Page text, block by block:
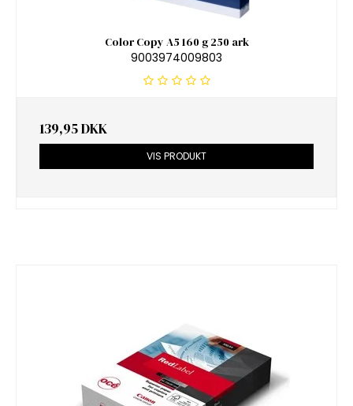
Color Copy A5 160 g 250 ark
9003974009803
139,95 DKK
VIS PRODUKT